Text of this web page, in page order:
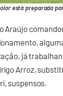
está preparada
Araújo
já
Arroz,
suspensos.